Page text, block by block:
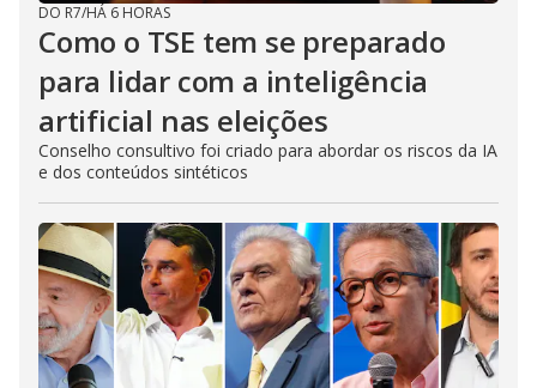
DO R7/HÁ 6 HORAS
Como o TSE tem se preparado
para lidar com a inteligência
artificial nas eleições
Conselho consultivo foi criado para abordar os riscos da IA
e dos conteúdos sintéticos